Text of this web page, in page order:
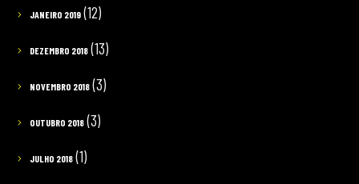
JANEIRO 2019(12)
DEZEMBRO 2018(13)
NOVEMBRO 2018(3)
OUTUBRO 2018(3)
JULHO 2018(1)